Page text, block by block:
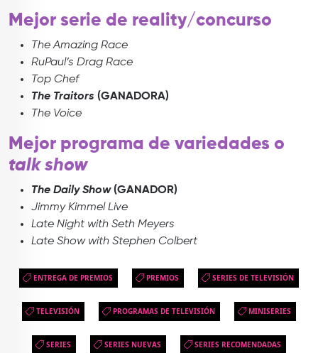
Mejor serie de reality/concurso
The Amazing Race
RuPaul’s Drag Race
Top Chef
The Traitors (GANADORA)
The Voice
Mejor programa de variedades o
talk show
The Daily Show(GANADOR)
Jimmy Kimmel Live
Late Night with Seth Meyers
Late Show with Stephen Colbert
ENTREGA DE PREMIOS PREMIOS SERIES DE TELEVISIÓN
TELEVISIÓN PROGRAMAS DE TELEVISIÓN MINISERIES
SERIES SERIES NUEVAS SERIES RECOMENDADAS